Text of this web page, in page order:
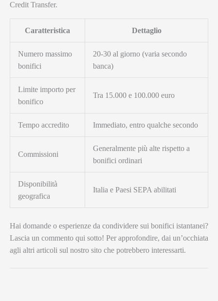
Credit Transfer.
Caratteristica Dettaglio
Numero massimo
bonifici
20-30 al giorno (varia secondo
banca)
Limite importo per
bonifico
Tra 15.000 e 100.000 euro
Tempo accredito Immediato, entro qualche secondo
Commissioni
Generalmente più alte rispetto a
bonifici ordinari
Disponibilità
geografica
Italia e Paesi SEPA abilitati
Hai domande o esperienze da condividere sui bonifici istantanei?
Lascia un commento qui sotto! Per approfondire, dai un’occhiata
agli altri articoli sul nostro sito che potrebbero interessarti.